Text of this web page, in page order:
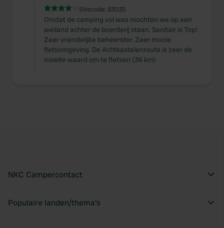
Sitecode: 83035
Omdat de camping vol was mochten we op een
weiland achter de boerderij staan. Sanitair is Top!
Zeer vriendelijke beheerster. Zeer mooie
fietsomgeving. De Achtkastelenroute is zeer de
moeite waard om te fietsen (36 km)
NKC Campercontact
Populaire landen/thema's